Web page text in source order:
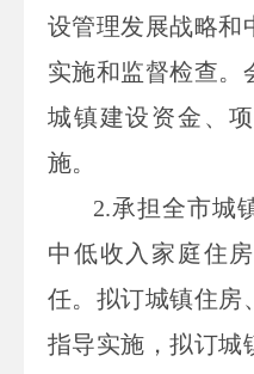
设管理发展战略和
实施和监督检查。
城镇建设资金、
施。
2.承担全市城
中低收入家庭住
任。拟订城镇住房
指导实施，拟订城